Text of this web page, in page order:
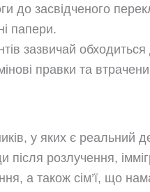
до засвідченого
папери.
зазвичай
правки та
у яких є реальний
розлучення,
а також сім’ї, що